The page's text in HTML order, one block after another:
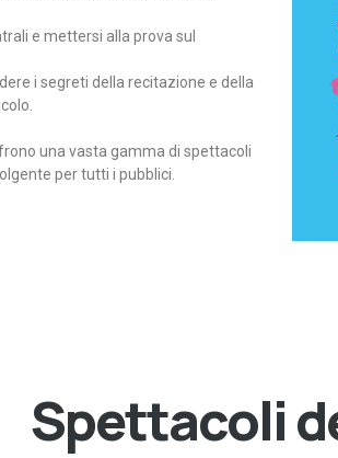
e mettersi alla prova sul
i segreti della recitazione e della
una vasta gamma di spettacoli
per tutti i pubblici.
Spettacoli